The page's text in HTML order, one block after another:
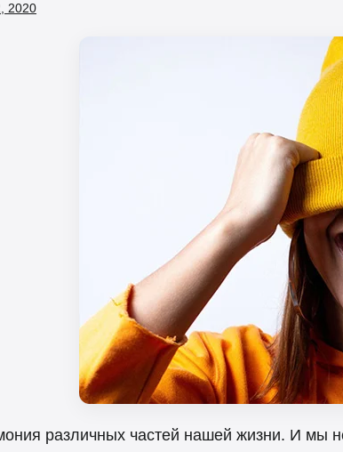
2020
различных частей нашей жизни. И мы